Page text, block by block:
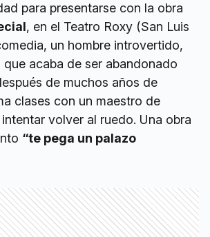
para presentarse con la obra
, en el Teatro Roxy (San Luis
un hombre introvertido,
acaba de ser abandonado
de muchos años de
clases con un maestro de
volver al ruedo. Una obra
“te pega un palazo